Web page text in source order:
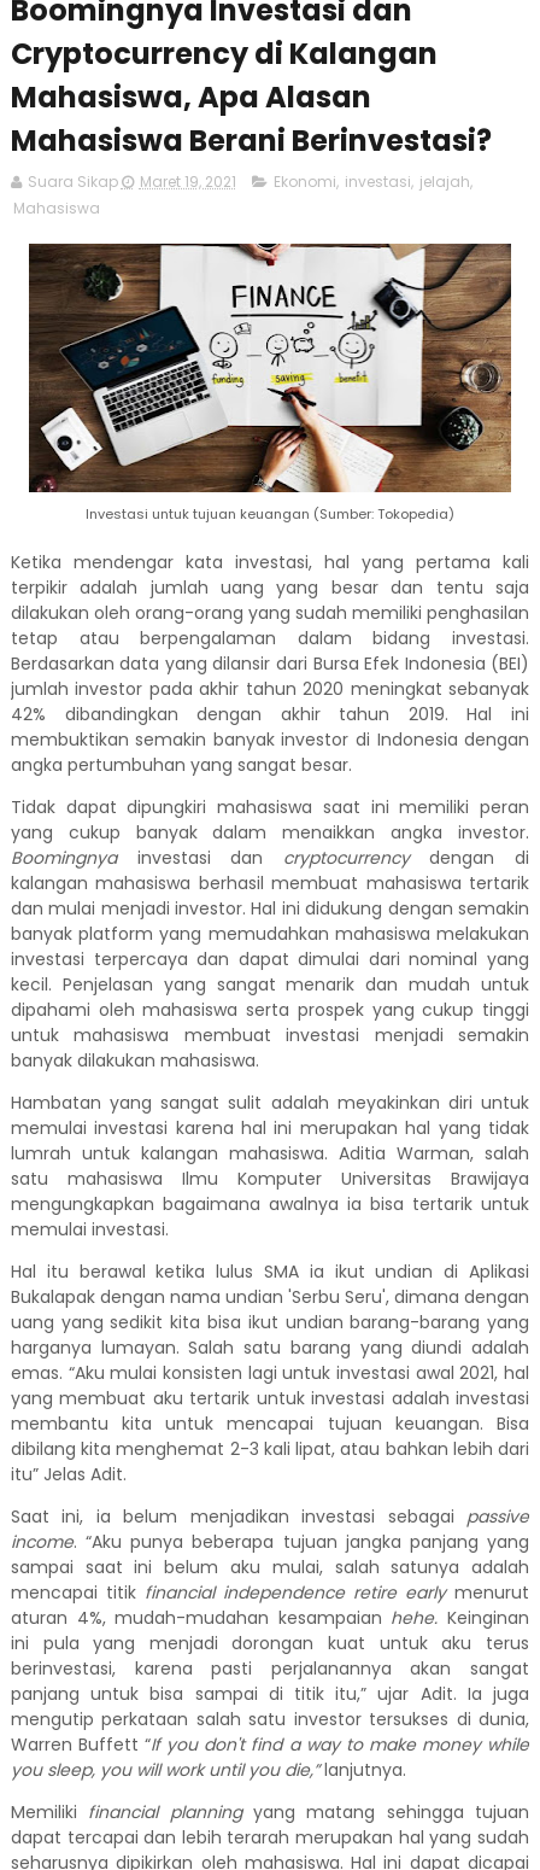
Boomingnya Investasi dan
Cryptocurrency di Kalangan
Mahasiswa, Apa Alasan
Mahasiswa Berani Berinvestasi?
Suara Sikap Maret 19, 2021 Ekonomi, investasi, jelajah,
Mahasiswa
Investasi untuk tujuan keuangan (Sumber: Tokopedia)
Ketika mendengar kata investasi, hal yang pertama kali
terpikir adalah jumlah uang yang besar dan tentu saja
dilakukan oleh orang-orang yang sudah memiliki penghasilan
tetap atau berpengalaman dalam bidang investasi.
Berdasarkan data yang dilansir dari Bursa Efek Indonesia (BEI)
jumlah investor pada akhir tahun 2020 meningkat sebanyak
42% dibandingkan dengan akhir tahun 2019. Hal ini
membuktikan semakin banyak investor di Indonesia dengan
angka pertumbuhan yang sangat besar.
Tidak dapat dipungkiri mahasiswa saat ini memiliki peran
yang cukup banyak dalam menaikkan angka investor.
Boomingnya investasi dan cryptocurrencydengan di
kalangan mahasiswa berhasil membuat mahasiswa tertarik
dan mulai menjadi investor. Hal ini didukung dengan semakin
banyak platform yang memudahkan mahasiswa melakukan
investasi terpercaya dan dapat dimulai dari nominal yang
kecil. Penjelasan yang sangat menarik dan mudah untuk
dipahami oleh mahasiswa serta prospek yang cukup tinggi
untuk mahasiswa membuat investasi menjadi semakin
banyak dilakukan mahasiswa.
Hambatan yang sangat sulit adalah meyakinkan diri untuk
memulai investasi karena hal ini merupakan hal yang tidak
lumrah untuk kalangan mahasiswa. Aditia Warman, salah
satu mahasiswa Ilmu Komputer Universitas Brawijaya
mengungkapkan bagaimana awalnya ia bisa tertarik untuk
memulai investasi.
Hal itu berawal ketika lulus SMA ia ikut undian di Aplikasi
Bukalapak dengan nama undian 'Serbu Seru', dimana dengan
uang yang sedikit kita bisa ikut undian barang-barang yang
harganya lumayan. Salah satu barang yang diundi adalah
emas. “Aku mulai konsisten lagi untuk investasi awal 2021, hal
yang membuat aku tertarik untuk investasi adalah investasi
membantu kita untuk mencapai tujuan keuangan. Bisa
dibilang kita menghemat 2-3 kali lipat, atau bahkan lebih dari
itu” Jelas Adit.
Saat ini, ia belum menjadikan investasi sebagai passive
income. “Aku punya beberapa tujuan jangka panjang yang
sampai saat ini belum aku mulai, salah satunya adalah
mencapai titik financial independence retire earlymenurut
aturan 4%, mudah-mudahan kesampaian hehe. Keinginan
ini pula yang menjadi dorongan kuat untuk aku terus
berinvestasi, karena pasti perjalanannya akan sangat
panjang untuk bisa sampai di titik itu,” ujar Adit. Ia juga
mengutip perkataan salah satu investor tersukses di dunia,
Warren Buffett “If you don't find a way to make money while
you sleep, you will work until you die,”lanjutnya.
Memiliki financial planningyang matang sehingga tujuan
dapat tercapai dan lebih terarah merupakan hal yang sudah
seharusnya dipikirkan oleh mahasiswa. Hal ini dapat dicapai